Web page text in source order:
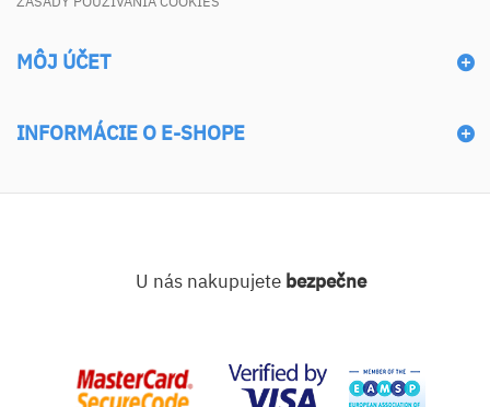
MÔJ ÚČET
INFORMÁCIE O E-SHOPE
U nás nakupujete bezpečne